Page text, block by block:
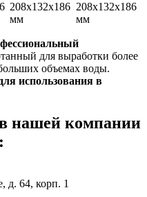
208х132х186
мм
208х132х186
мм
для выработки более
объемах воды.
использования в
нашей компании
д. 64, корп. 1